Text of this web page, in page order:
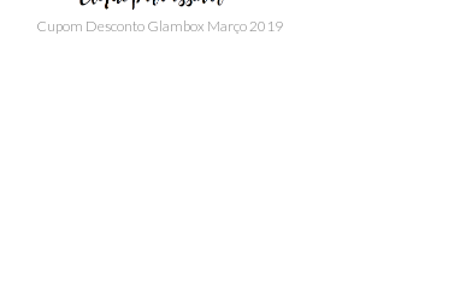
Cupom Desconto Glambox Março 2019